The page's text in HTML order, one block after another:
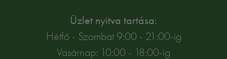
Üzlet nyitva tartása:
Hétfő - Szombat 9:00 - 21:00-ig
Vasárnap: 10:00 - 18:00-ig